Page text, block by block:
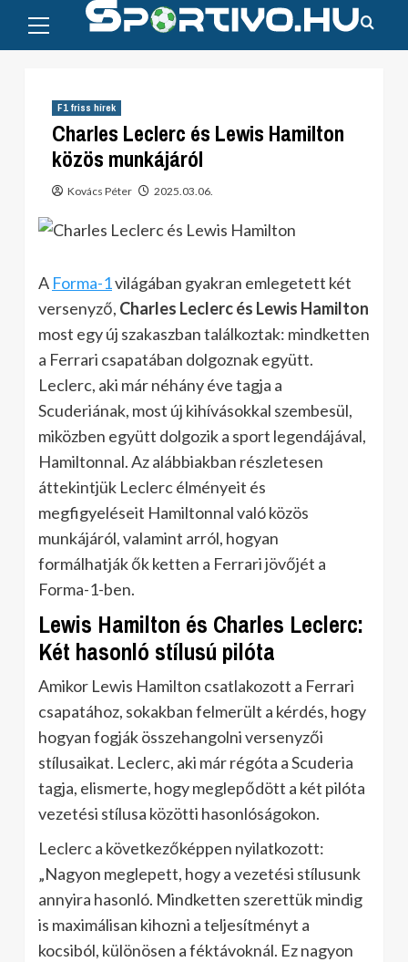
content
Menu
F1 friss hírek
Charles Leclerc és Lewis Hamilton
közös munkájáról
Kovács Péter 2025.03.06.
A Forma-1világában gyakran emlegetett két
versenyző, Charles Leclerc és Lewis Hamilton
most egy új szakaszban találkoztak: mindketten
a Ferrari csapatában dolgoznak együtt.
Leclerc, aki már néhány éve tagja a
Scuderiának, most új kihívásokkal szembesül,
miközben együtt dolgozik a sport legendájával,
Hamiltonnal. Az alábbiakban részletesen
áttekintjük Leclerc élményeit és
megfigyeléseit Hamiltonnal való közös
munkájáról, valamint arról, hogyan
formálhatják ők ketten a Ferrari jövőjét a
Forma-1-ben.
Lewis Hamilton és Charles Leclerc:
Két hasonló stílusú pilóta
Amikor Lewis Hamilton csatlakozott a Ferrari
csapatához, sokakban felmerült a kérdés, hogy
hogyan fogják összehangolni versenyzői
stílusaikat. Leclerc, aki már régóta a Scuderia
tagja, elismerte, hogy meglepődött a két pilóta
vezetési stílusa közötti hasonlóságokon.
Leclerc a következőképpen nyilatkozott:
„Nagyon meglepett, hogy a vezetési stílusunk
annyira hasonló. Mindketten szerettük mindig
is maximálisan kihozni a teljesítményt a
kocsiból, különösen a féktávoknál. Ez nagyon